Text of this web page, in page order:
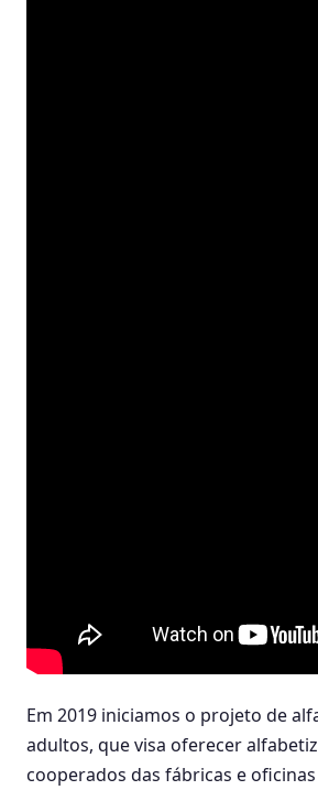
Em 2019 iniciamos o projeto de
adultos, que visa oferecer
cooperados das fábricas e